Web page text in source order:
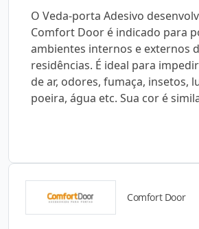
O Veda-porta Adesivo
Comfort Door é indicado para
ambientes internos e externos
residências. É ideal para
de ar, odores, fumaça, insetos,
poeira, água etc. Sua cor é
Comfort Door
Catálogos para